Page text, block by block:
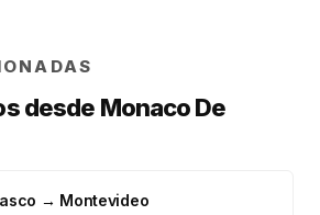
desde Monaco De
→ Montevideo